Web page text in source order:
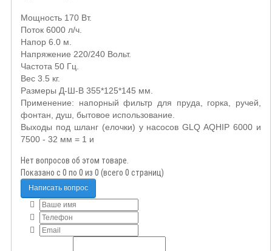
Мощность 170 Вт.
Поток 6000 л/ч.
Напор 6.0 м.
Напряжение 220/240 Вольт.
Частота 50 Гц.
Вес 3.5 кг.
Размеры Д-Ш-В 355*125*145 мм.
Применение: напорный фильтр для пруда, горка, ручей,
фонтан, душ, бытовое использование.
Выходы под шланг (елочки) у насосов GLQ AQHIP 6000 и
7500 - 32 мм = 1 и
Нет вопросов об этом товаре.
Показано с 0 по 0 из 0 (всего 0 страниц)
Написать вопрос